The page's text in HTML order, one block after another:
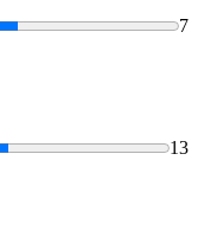
7
13